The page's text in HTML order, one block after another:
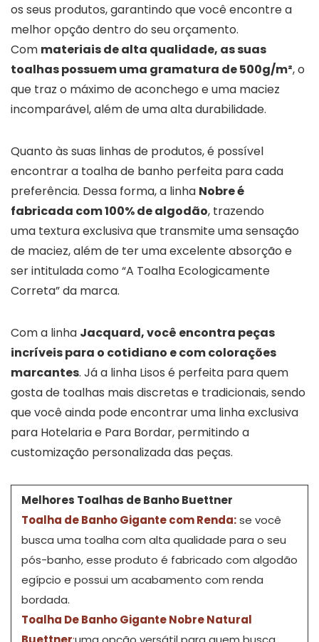
os seus produtos, garantindo que você encontre a
melhor opção dentro do seu orçamento.
Com materiais de alta qualidade, as suas
toalhas possuem uma gramatura de 500g/m², o
que traz o máximo de aconchego e uma maciez
incomparável, além de uma alta durabilidade.
Quanto às suas linhas de produtos, é possível
encontrar a toalha de banho perfeita para cada
preferência. Dessa forma, a linha Nobre é
fabricada com 100% de algodão, trazendo
uma textura exclusiva que transmite uma sensação
de maciez, além de ter uma excelente absorção e
ser intitulada como “A Toalha Ecologicamente
Correta” da marca.
Com a linha Jacquard, você encontra peças
incríveis para o cotidiano e com colorações
marcantes. Já a linha Lisos é perfeita para quem
gosta de toalhas mais discretas e tradicionais, sendo
que você ainda pode encontrar uma linha exclusiva
para Hotelaria e Para Bordar, permitindo a
customização personalizada das peças.
Melhores Toalhas de Banho Buettner
Toalha de Banho Gigante com Renda:se você
busca uma toalha com alta qualidade para o seu
pós-banho, esse produto é fabricado com algodão
egípcio e possui um acabamento com renda
bordada.
Toalha De Banho Gigante Nobre Natural